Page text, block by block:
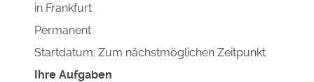
in Frankfurt
Permanent
Startdatum: Zum nächstmöglichen Zeitpunkt
Ihre Aufgaben